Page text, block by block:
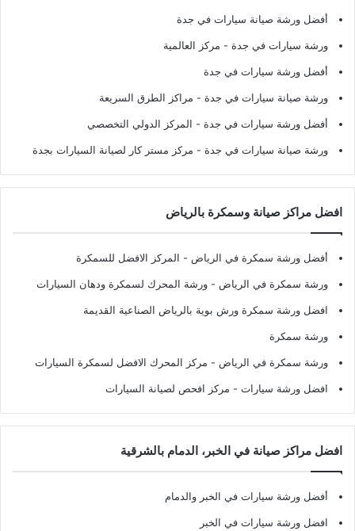
أفضل ورشة صيانة سيارات في جدة
ورشة سيارات في جدة - مركز العالمية
أفضل ورشة سيارات في جدة
ورشة صيانة سيارات في جدة - مراكز الطرق السريعة
أفضل ورشة سيارات في جدة - المركز الدولي التخصصي
ورشة صيانة سيارات في جدة - مركز مستر كار لصيانة السيارات بجدة
افضل مراكز صيانة وسمكرة بالرياض
أفضل ورشة سمكرة في الرياض - المركز الافضل للسمكرة
ورشة سمكرة في الرياض - ورشة المحرك لسمكرة ودهان السيارات
افضل ورشة سمكرة ورش بوية بالرياض الصناعية القديمة
ورشة سمكرة
ورشة سمكرة في الرياض - مركز المحرك الافضل لسمكرة السيارات
افضل ورشة سيارات - مركز افحص لصيانة السيارات
افضل مراكز صيانة في الخبر، الدمام بالشرقية
أفضل ورشة سيارات في الخبر والدمام
افضل ورشة سيارات في الخبر